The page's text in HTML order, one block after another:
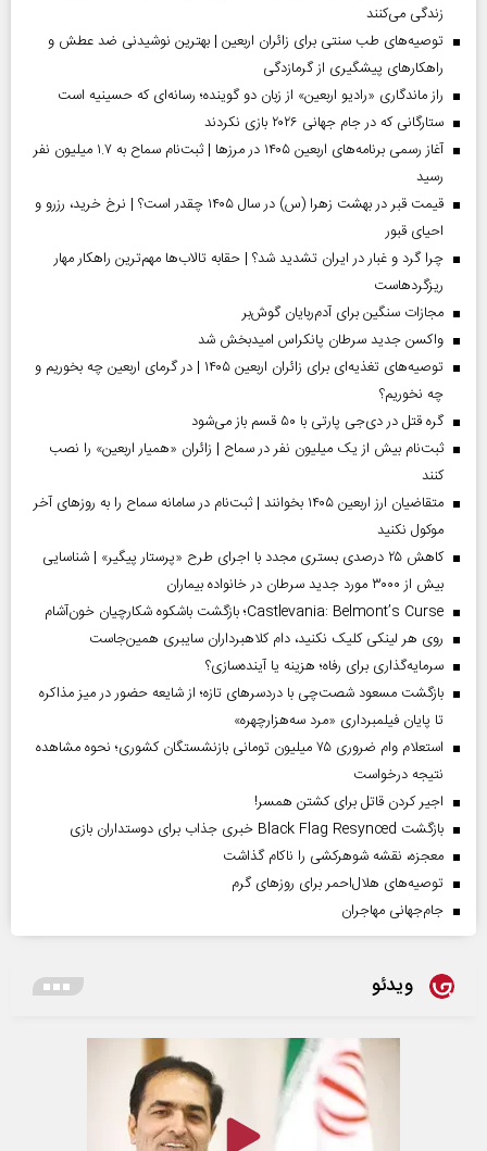
زندگی می‌کنند
توصیه‌های طب سنتی برای زائران اربعین | بهترین نوشیدنی ضد عطش و
راهکارهای پیشگیری از گرمازدگی
راز ماندگاری «رادیو اربعین» از زبان دو گوینده؛ رسانه‌ای که حسینیه است
ستارگانی که در جام جهانی ۲۰۲۶ بازی نکردند
آغاز رسمی برنامه‌های اربعین ۱۴۰۵ در مرز‌ها | ثبت‌نام سماح به ۱.۷ میلیون نفر
رسید
قیمت قبر در بهشت زهرا (س) در سال ۱۴۰۵ چقدر است؟ | نرخ خرید، رزرو و
احیای قبور
چرا گرد و غبار در ایران تشدید شد؟ | حقابه تالاب‌ها مهم‌ترین راهکار مهار
ریزگردهاست
مجازات سنگین برای آدم‌ربایان گوش‌بر
واکسن جدید سرطان پانکراس امیدبخش شد
توصیه‌های تغذیه‌ای برای زائران اربعین ۱۴۰۵ | در گرمای اربعین چه بخوریم و
چه نخوریم؟
گره قتل در دی‌جی پارتی با ۵۰ قسم باز می‌شود
ثبت‌نام بیش از یک میلیون نفر در سماح | زائران «همیار اربعین» را نصب
کنند
متقاضیان ارز اربعین ۱۴۰۵ بخوانند | ثبت‌نام در سامانه سماح را به روز‌های آخر
موکول نکنید
کاهش ۲۵ درصدی بستری مجدد با اجرای طرح «پرستار پیگیر» | شناسایی
بیش از ۳۰۰۰ مورد جدید سرطان در خانواده بیماران
Castlevania: Belmont’s Curse؛ بازگشت باشکوه شکارچیان خون‌آشام
روی هر لینکی کلیک نکنید، دام کلاهبرداران سایبری همین‌جاست
سرمایه‌گذاری برای رفاه؛ هزینه یا آینده‌سازی؟
بازگشت مسعود شصت‌چی با دردسر‌های تازه؛ از شایعه حضور در میز مذاکره
تا پایان فیلمبرداری «مرد سه‌هزارچهره»
استعلام وام ضروری ۷۵ میلیون تومانی بازنشستگان کشوری؛ نحوه مشاهده
نتیجه درخواست
اجیر کردن قاتل برای کشتن همسر!
بازگشت Black Flag Resynced خبری جذاب برای دوستداران بازی
معجزه، نقشه شوهرکشی را ناکام گذاشت
توصیه‌های هلال‌احمر برای روز‌های گرم
جام‌جهانی مهاجران
ویدئو